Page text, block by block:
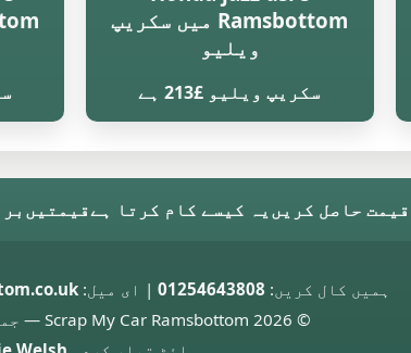
Ramsbottom میں سکریپ
ویلیو
سکریپ ویلیو £213 ہے
قیمت حاصل کریں یہ کیسے کام کرتا ہےقیمتیں
ہمیں کال کریں: 01254643808 | ای میل:
© 2026 Scrap My Car Ramsbottom — جملہ حقوق محفوظ ہیں۔